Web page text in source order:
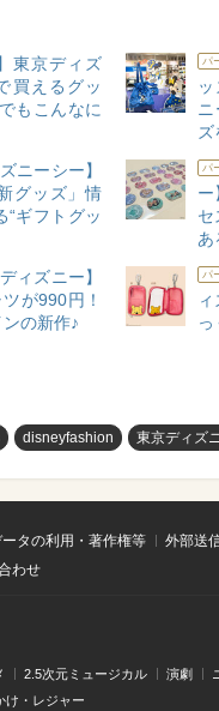
東京ディズ
買えるグッ
もこんなに
パ
ズ
ニーシー】
グッズ」情
“ギフトグッ
パ
ー
セ
あ
ィズニー】
が990円！
の新作♪
パ
disneyfashion 東京ディズ
タの利用・著作権等 外部送
わせ
2.5次元ミュージカル 演劇
け・レジャー